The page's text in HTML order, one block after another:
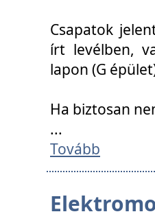
Csapatok
írt levélben,
lapon (G
Ha biztosan
...
Tovább